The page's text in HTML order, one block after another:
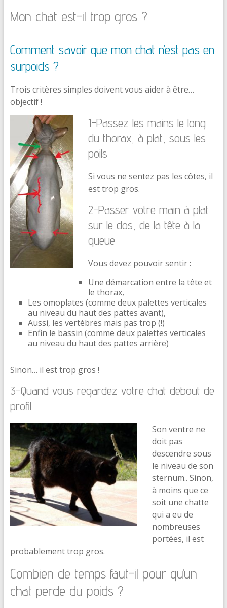
Mon chat est-il trop gros ?
Comment savoir que mon chat n’est pas en
surpoids ?
Trois critères simples doivent vous aider à être…
objectif !
1-Passez les mains le long
du thorax, à plat, sous les
poils
Si vous ne sentez pas les côtes, il
est trop gros.
2-Passer votre main à plat
sur le dos, de la tête à la
queue
Vous devez pouvoir sentir :
Une démarcation entre la tête et
le thorax,
Les omoplates (comme deux palettes verticales
au niveau du haut des pattes avant),
Aussi, les vertèbres mais pas trop (!)
Enfin le bassin (comme deux palettes verticales
au niveau du haut des pattes arrière)
Sinon… il est trop gros !
3-Quand vous regardez votre chat debout de
profil
Son ventre ne
doit pas
descendre sous
le niveau de son
sternum.. Sinon,
à moins que ce
soit une chatte
qui a eu de
nombreuses
portées, il est
probablement trop gros.
Combien de temps faut-il pour qu’un
chat perde du poids ?